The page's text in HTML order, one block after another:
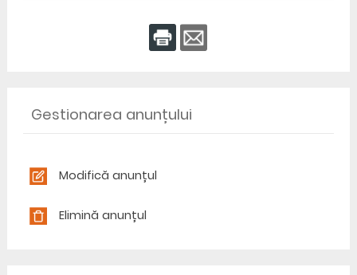
Gestionarea anunțului
Modifică anunțul
Elimină anunțul